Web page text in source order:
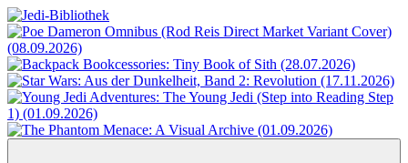
Zum
Inhalt
springen
Jedi-
Bibliothek
Das
Portal
für
Star
Wars-
Literatur